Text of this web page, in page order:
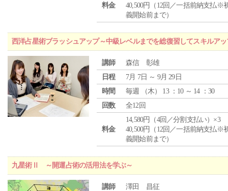
料金
40,500円（12回／一括前納支払※
義開始前まで）
西洋占星術ブラッシュアップ～中級レベルまでを総復習してスキルア
講師
森信 彰雄
日程
7月 7日 ～ 9月 29日
時間
毎週 （木） 13 ：10 ～ 14 ：30
回数
全12回
料金
14,580円（4回／分割支払い）×3
40,500円（12回／一括前納支払※
義開始前まで）
九星術Ⅱ ～開運占術の活用法を学ぶ～
講師
澤田 昌征